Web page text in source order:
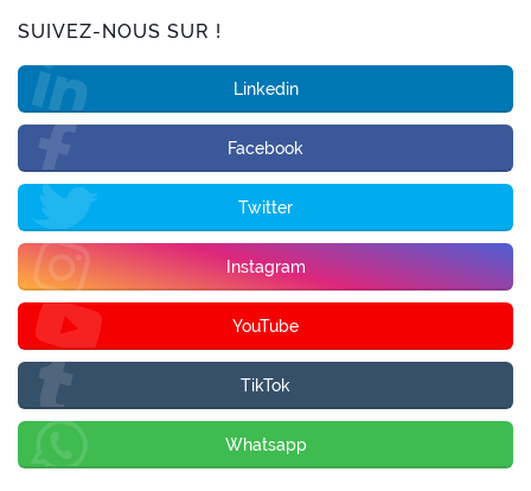
SUIVEZ-NOUS SUR !
Linkedin
Facebook
Twitter
Instagram
YouTube
TikTok
Whatsapp